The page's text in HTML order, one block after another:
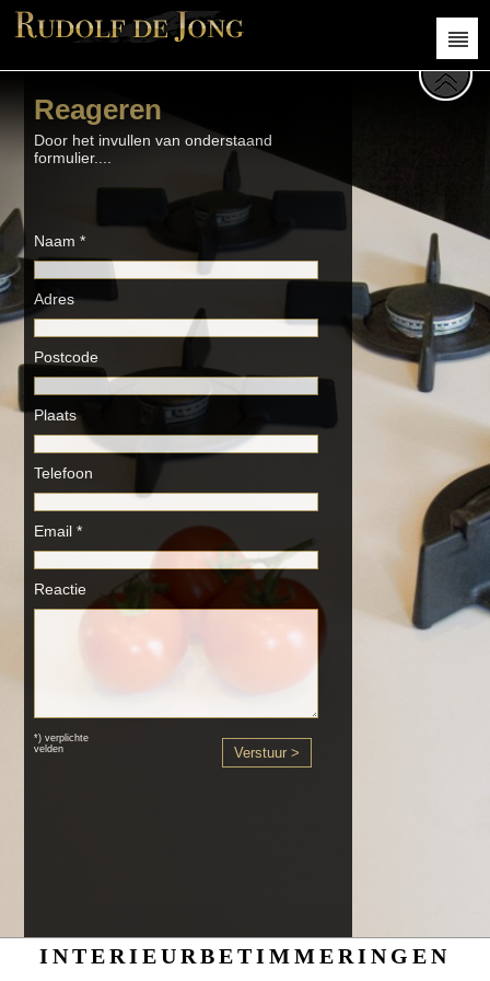
Reageren
Door het invullen van onderstaand
formulier....
Naam *
Adres
Postcode
Plaats
Telefoon
Email *
Reactie
*) verplichte
velden
INTERIEURBETIMMERINGEN